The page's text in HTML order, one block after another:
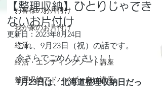
お客様のお片付け
我が家のお片付け
終活
終活・エンディングノート講座
整理収納アドバイザー向け講座
【整理収納】ひとりじゃでき
ないお片付け
更新日： 2023年8月24日
これ、9月23日（祝）の話です。
今さらでごめんなさい！！
9月23日は、北海道整理収納日だっ